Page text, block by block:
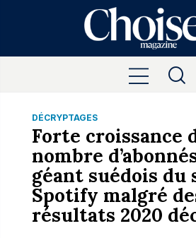
DÉCRYPTAGES
Forte croissance
nombre
géant suédois du
Spotify malgré
résultats 2020